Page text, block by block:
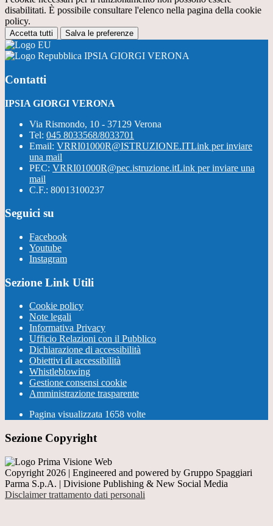
disabilitati. È possibile consultare l'elenco nella pagina della cookie
policy.
Accetta tutti Salva le preferenze
IPSIA GIORGI VERONA
Contatti
IPSIA GIORGI VERONA
Via Rismondo, 10 - 37129 Verona
Tel: 045 8033568/8033701
Email: VRRI01000R@ISTRUZIONE.ITLink per inviare
una mail
PEC: VRRI01000R@pec.istruzione.itLink per inviare una
mail
C.F.: 80013100237
Seguici su
Facebook
Youtube
Instagram
Sezione Link Utili
Cookie policy
Note legali
Informativa Privacy
Ufficio Relazioni con il Pubblico
Dichiarazione di accessibilità
Obiettivi di accessibilità
Whistleblowing
Gestione consensi cookie
Amministrazione trasparente
Pagina visualizzata 1658 volte
Sezione Copyright
Copyright 2026 | Engineered and powered by Gruppo Spaggiari
Parma S.p.A. | Divisione Publishing & New Social Media
Disclaimer trattamento dati personali